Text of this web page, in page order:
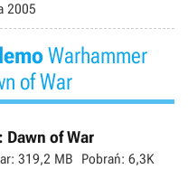
2005
Warhammer
of War
Dawn of War
319,2 MB Pobrań: 6,3K